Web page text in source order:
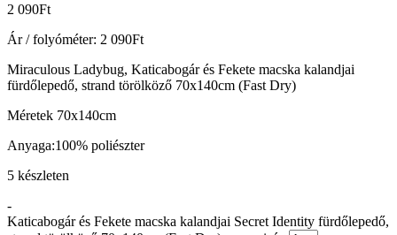
2 090Ft
Ár / folyóméter: 2 090Ft
Miraculous Ladybug, Katicabogár és Fekete macska kalandjai
fürdőlepedő, strand törölköző 70x140cm (Fast Dry)
Méretek 70x140cm
Anyaga:100% poliészter
5 készleten
-
Katicabogár és Fekete macska kalandjai Secret Identity fürdőlepedő,